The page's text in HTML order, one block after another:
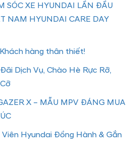
SÓC XE HYUNDAI LẦN ĐẦU
NAM HYUNDAI CARE DAY
hàng thân thiết!
Dịch Vụ, Chào Hè Rực Rỡ,
X – MẪU MPV ĐÁNG MUA
Viên Hyundai Đồng Hành & Gắn